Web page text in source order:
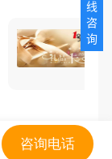
1号店
2025-
咨询电话
线
咨
询